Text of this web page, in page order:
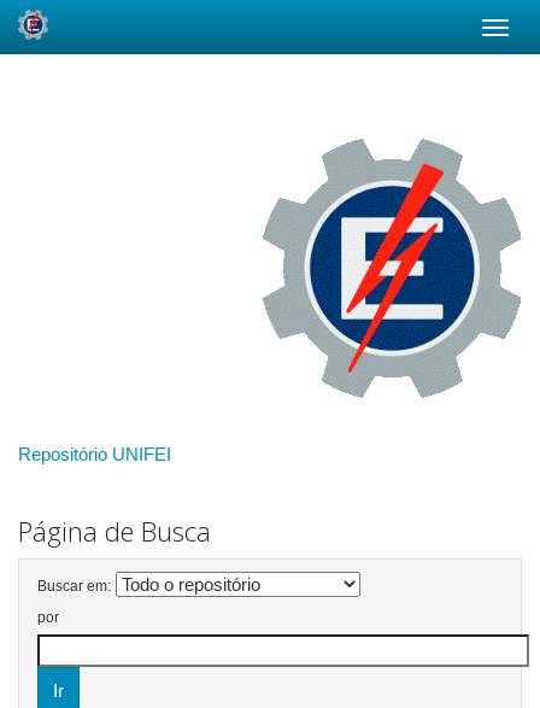
Repositório UNIFEI
Página de Busca
Buscar em:
por